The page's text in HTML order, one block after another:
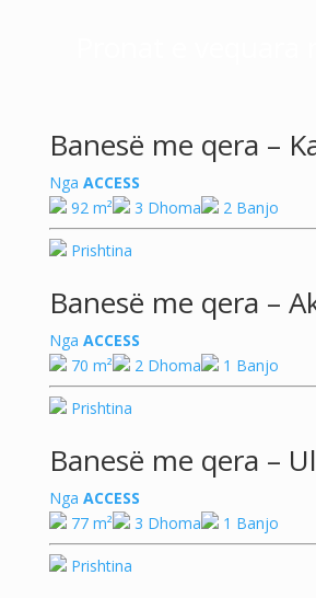
Banesë me qera –
Nga ACCESS
92 m²
3 Dhoma 2 Banjo
Prishtina
Banesë me qera –
Nga ACCESS
70 m²
2 Dhoma 1 Banjo
Prishtina
Banesë me qera –
Nga ACCESS
77 m²
3 Dhoma 1 Banjo
Prishtina